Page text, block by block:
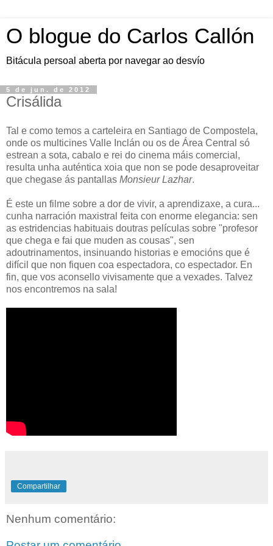
O blogue do Carlos Callón
Bitácula persoal aberta por navegar ao desvío
5 de jun. de 2012
Crisálida
Tal e como temos a carteleira en Santiago de Compostela,
onde os multicines Valle Inclán ou os de Área Central só
estrean a sota, cabalo e rei do cinema máis comercial,
resulta unha auténtica xoia que non se pode desaproveitar
que chegase ás pantallas Monsieur Lazhar.
É este un filme sobre a dor de vivir, a aprendizaxe, a cura...
cunha narración maxistral feita con enorme elegancia: sen
as estridencias habituais doutras películas sobre "profesor
que chega e fai que muden as cousas", sen
adoutrinamentos, insinuando historias e emocións que é
difícil que non fiquen coa espectadora, co espectador. En
fin, que vos aconsello vivisamente que a vexades. Talvez
nos encontremos na sala!
Compartilhar
Nenhum comentário: